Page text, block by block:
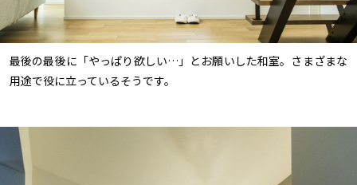
最後の最後に「やっぱり欲しい…」とお願いした和室。さまざまな
用途で役に立っているそうです。